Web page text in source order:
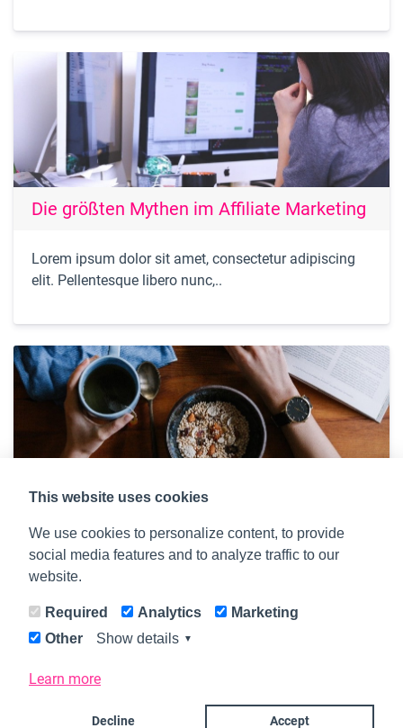
This website uses cookies
We use cookies to personalize content, to provide
social media features and to analyze traffic to our
website.
Required Analytics
Marketing
Other
Show details ▼
Learn more
Decline Accept
Die größten Mythen im Affiliate Marketing
Lorem ipsum dolor sit amet, consectetur adipiscing
elit. Pellentesque libero nunc,..
Die perfekte Ernährung, um geistig Fit zu
bleiben
Lorem ipsum dolor sit amet, consectetur adipiscing
Datenschutzerklärung